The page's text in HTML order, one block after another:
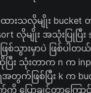
ထားသလိုမျိုး bucket
လိုမျိုး အသုံးပြုပြီ
ြစ်သွားမှာပဲ ဖြစ်ပါတ
ြီး သုံးတာက n က
အတွက်ဖြစ်ပြီး k က
ြောချင်တာကြောင့်